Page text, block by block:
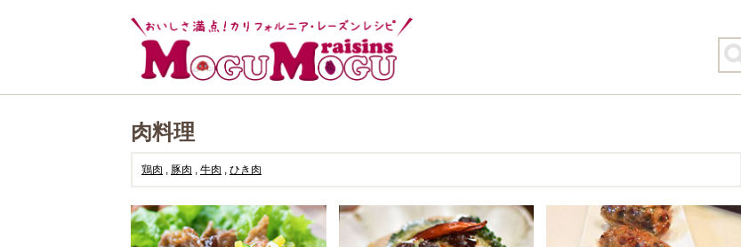
肉料理
鶏肉 , 豚肉 , 牛肉 , ひき肉